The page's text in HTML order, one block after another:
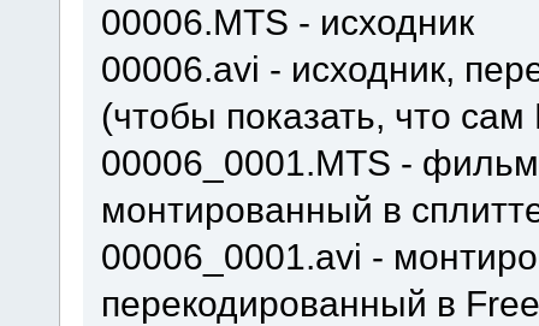
00006.MTS - исходник
00006.avi - исходник,
(чтобы показать, что
00006_0001.MTS -
монтированный в
00006_0001.avi -
перекодированный в